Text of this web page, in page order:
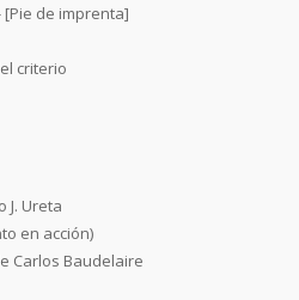
de imprenta]
criterio
J. Ureta
en acción)
Carlos Baudelaire